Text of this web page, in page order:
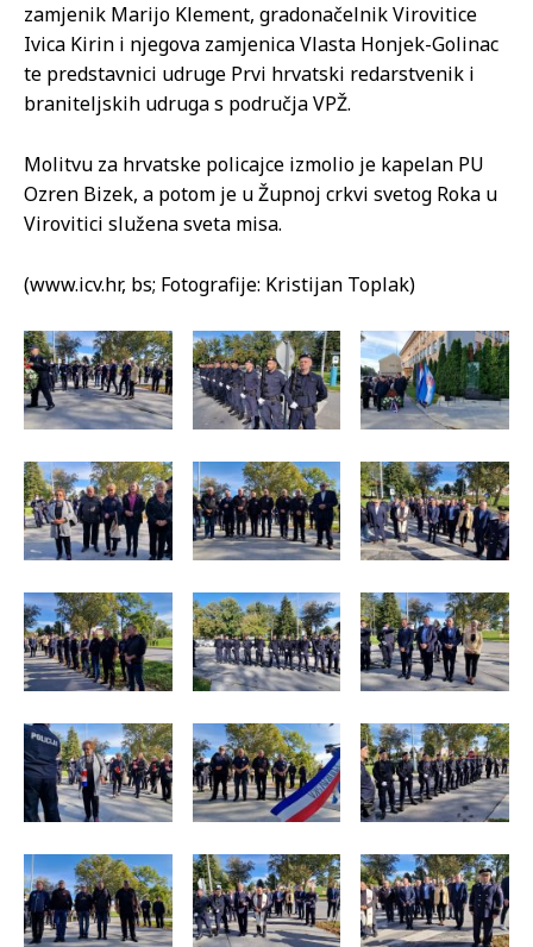
zamjenik Marijo Klement, gradonačelnik Virovitice
Ivica Kirin i njegova zamjenica Vlasta Honjek-Golinac
te predstavnici udruge Prvi hrvatski redarstvenik i
braniteljskih udruga s područja VPŽ.
Molitvu za hrvatske policajce izmolio je kapelan PU
Ozren Bizek, a potom je u Župnoj crkvi svetog Roka u
Virovitici služena sveta misa.
(www.icv.hr, bs; Fotografije: Kristijan Toplak)